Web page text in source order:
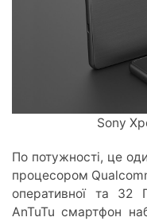
Sony
По потужності, це
процесором
оперативної та 32
AnTuTu смартфон